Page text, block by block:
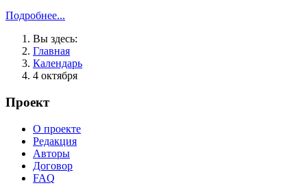
Подробнее...
Вы здесь:
Главная
Календарь
4 октября
Проект
О проекте
Редакция
Авторы
Договор
FAQ